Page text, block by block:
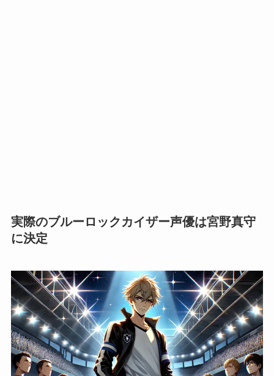
実際のブルーロックカイザー声優は宮野真守
に決定